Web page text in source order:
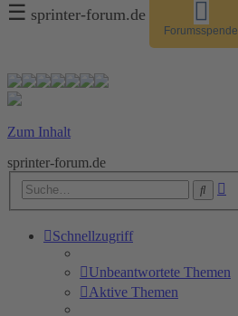
☰ sprinter-forum.de
Forumsspende
Zum Inhalt
sprinter-forum.de
Suche
Schnellzugriff
Unbeantwortete Themen
Aktive Themen